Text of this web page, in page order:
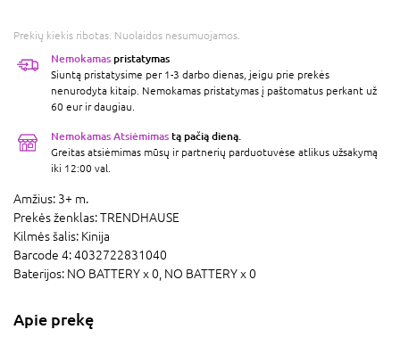
Prekių kiekis ribotas. Nuolaidos nesumuojamos.
Nemokamas pristatymas
Siuntą pristatysime per 1-3 darbo dienas, jeigu prie prekės
nenurodyta kitaip. Nemokamas pristatymas į paštomatus perkant už
60 eur ir daugiau.
Nemokamas Atsiėmimas tą pačią dieną.
Greitas atsiėmimas mūsų ir partnerių parduotuvėse atlikus užsakymą
iki 12:00 val.
Amžius: 3+ m.
Prekės ženklas:TRENDHAUSE
Kilmės šalis: Kinija
Barcode 4:4032722831040
Baterijos: NO BATTERY x 0, NO BATTERY x 0
Apie prekę